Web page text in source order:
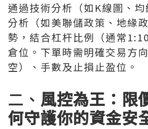
通過技術分析（如K線圖、
分析（如美聯儲政策、地緣
勢，結合杠杆比例（通常
倉位。下單時需明確交易方
空）、手數及止損止盈位。
二、 風控為王：限
何守護你的資金安